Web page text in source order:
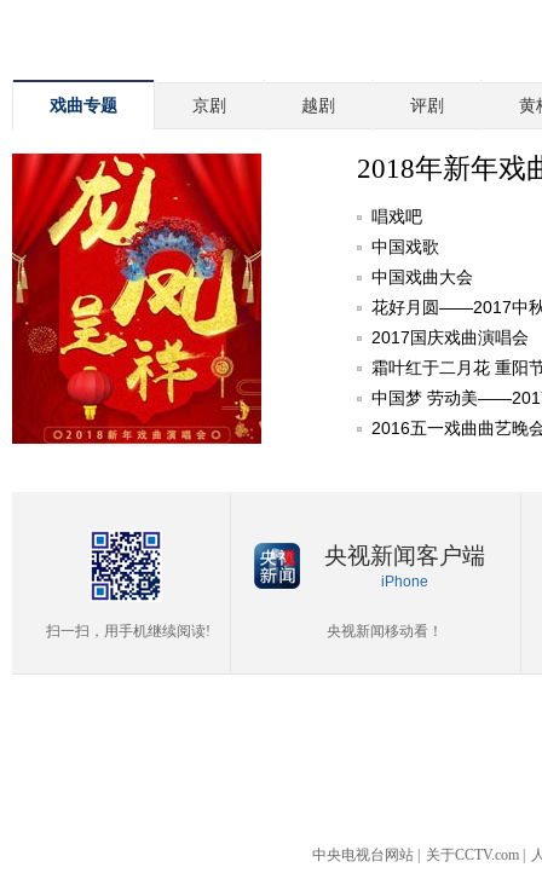
戏曲专题 京剧 越剧 评剧 黄
2018年新年戏
唱戏吧
中国戏歌
中国戏曲大会
花好月圆——2017中
2017国庆戏曲演唱会
霜叶红于二月花 重阳
中国梦 劳动美
2016五一戏曲曲艺晚
扫一扫，用手机继续阅读!
央视新闻客户端
iPhone
央视新闻移动看！
中央电视台网站 关于CCTV.com